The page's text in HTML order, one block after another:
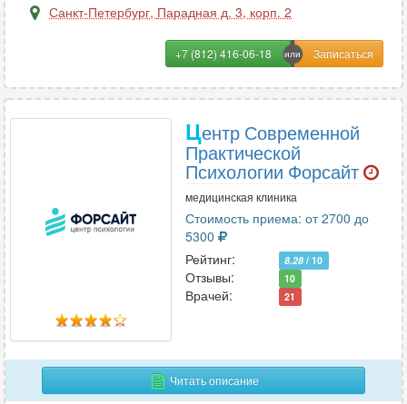
Трихология
133
Фтизиатрия
Санкт-Петербург, Парадная д. 3, корп. 2
+7 (812) 416-06-18
Центр Современной
Практической
Психологии Форсайт
медицинская клиника
Стоимость приема: от 2700 до
5300
Рейтинг:
8.28 / 10
Отзывы: 10
Врачей: 21
Читать описание